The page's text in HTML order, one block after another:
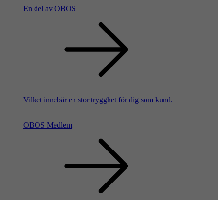
En del av OBOS
Vilket innebär en stor trygghet för dig som kund.
OBOS Medlem